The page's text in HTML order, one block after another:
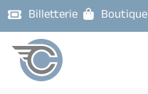
Billetterie Boutique